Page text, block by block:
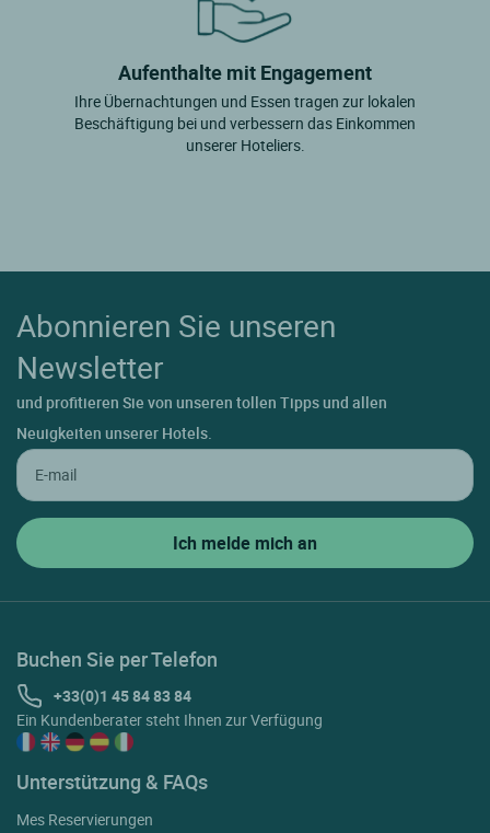
Aufenthalte mit Engagement
Ihre Übernachtungen und Essen tragen zur lokalen
Beschäftigung bei und verbessern das Einkommen
unserer Hoteliers.
Abonnieren Sie unseren
Newsletter
und profitieren Sie von unseren tollen Tipps und allen
Neuigkeiten unserer Hotels.
Buchen Sie per Telefon
+33(0)1 45 84 83 84
Ein Kundenberater steht Ihnen zur Verfügung
Unterstützung & FAQs
Mes Reservierungen